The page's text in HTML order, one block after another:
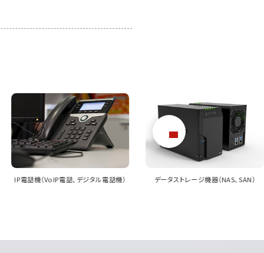
データストレージ機器（NAS、SAN）
クラウドサービス機器（クラウド接続機